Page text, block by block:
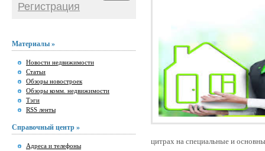
Регистрация
Материалы »
Новости недвижимости
Статьи
Обзоры новостроек
Обзоры комм. недвижимости
Тэги
RSS ленты
Справочный центр »
Адреса и телефоны
цитрах на специальные и